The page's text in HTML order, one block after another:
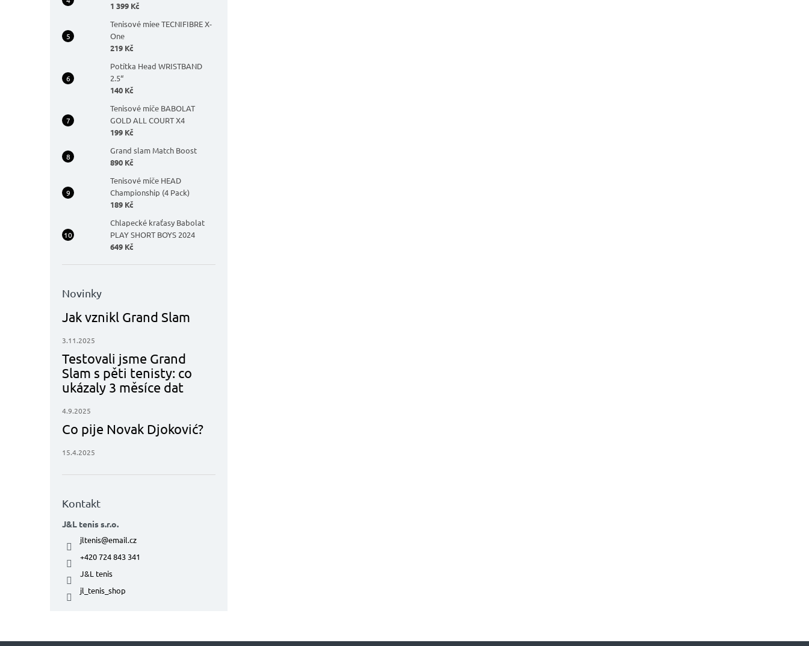
1 399 Kč
Tenisové míee TECNIFIBRE X-
One
219 Kč
Potítka Head WRISTBAND
2.5“
140 Kč
Tenisové míče BABOLAT
GOLD ALL COURT X4
199 Kč
Grand slam Match Boost
890 Kč
Tenisové míče HEAD
Championship (4 Pack)
189 Kč
Chlapecké kraťasy Babolat
PLAY SHORT BOYS 2024
649 Kč
Novinky
Jak vznikl Grand Slam
3.11.2025
Testovali jsme Grand
Slam s pěti tenisty: co
ukázaly 3 měsíce dat
4.9.2025
Co pije Novak Djoković?
15.4.2025
Kontakt
J&L tenis s.r.o.
jltenis@email.cz
+420 724 843 341
J&L tenis
jl_tenis_shop